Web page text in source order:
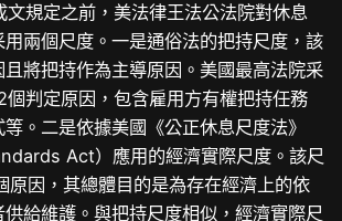
文規定之前，美法律王法公法院對休息
用兩個尺度。一是通俗法的把持尺度，該
將把持作為主導原因。美國最高法院采
個判定原因，包含雇用方有權把持任務
。二是依據美國《公正休息尺度法》
Act）應用的經濟實際尺度。該尺
因，其總體目的是為存在經濟上的依
給維護。與把持尺度相似，經濟實際尺